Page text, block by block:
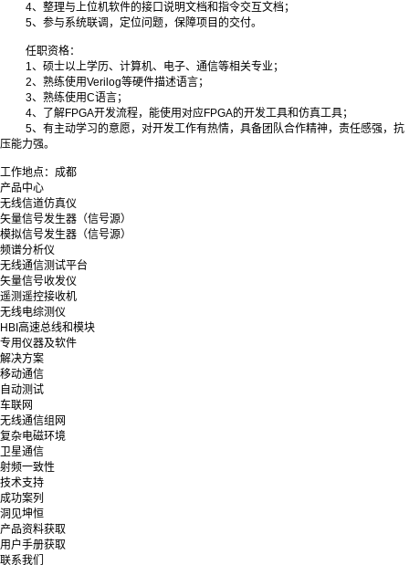
4、整理与上位机软件的接口说明文档和指令交互文档；
5、参与系统联调，定位问题，保障项目的交付。
任职资格：
1、硕士以上学历、计算机、电子、通信等相关专业；
2、熟练使用Verilog等硬件描述语言；
3、熟练使用C语言；
4、了解FPGA开发流程，能使用对应FPGA的开发工具和仿真工具；
5、有主动学习的意愿，对开发工作有热情，具备团队合作精神，责任感强，抗
压能力强。
工作地点：成都
产品中心
无线信道仿真仪
矢量信号发生器（信号源）
模拟信号发生器（信号源）
频谱分析仪
无线通信测试平台
矢量信号收发仪
遥测遥控接收机
无线电综测仪
HBI高速总线和模块
专用仪器及软件
解决方案
移动通信
自动测试
车联网
无线通信组网
复杂电磁环境
卫星通信
射频一致性
技术支持
成功案列
洞见坤恒
产品资料获取
用户手册获取
联系我们